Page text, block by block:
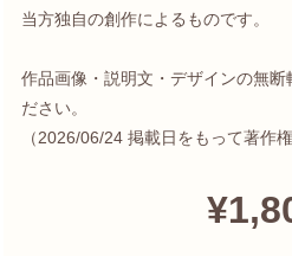
当方独自の創作によるものです。
作品画像・説明文・デザインの無断
ださい。
（2026/06/24 掲載日をもって著作